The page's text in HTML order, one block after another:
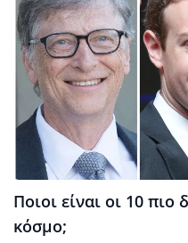
Ποιοι είναι οι 10
κόσμο;